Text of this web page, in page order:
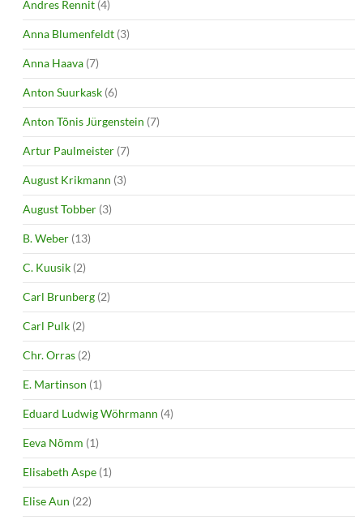
Andres Rennit (4)
Anna Blumenfeldt (3)
Anna Haava (7)
Anton Suurkask (6)
Anton Tõnis Jürgenstein (7)
Artur Paulmeister (7)
August Krikmann (3)
August Tobber (3)
B. Weber (13)
C. Kuusik (2)
Carl Brunberg (2)
Carl Pulk (2)
Chr. Orras (2)
E. Martinson (1)
Eduard Ludwig Wöhrmann (4)
Eeva Nõmm (1)
Elisabeth Aspe (1)
Elise Aun (22)